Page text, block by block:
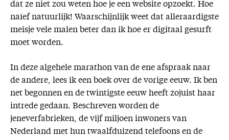
dat ze niet zou weten hoe je een website opzoekt. Hoe
naïef natuurlijk! Waarschijnlijk weet dat alleraardigste
meisje vele malen beter dan ik hoe er digitaal gesurft
moet worden.
In deze algehele marathon van de ene afspraak naar
de andere, lees ik een boek over de vorige eeuw. Ik ben
net begonnen en de twintigste eeuw heeft zojuist haar
intrede gedaan. Beschreven worden de
jeneverfabrieken, de vijf miljoen inwoners van
Nederland met hun twaalfduizend telefoons en de